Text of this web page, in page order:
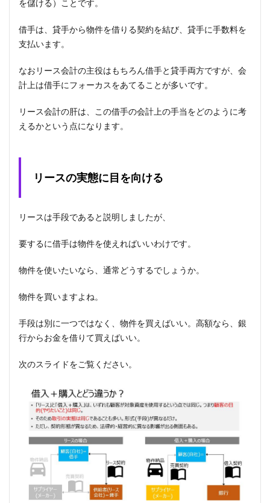
を儲ける）ことです。
借手は、貸手から物件を借りる契約を結び、貸手に手数料を
支払います。
なおリース会計の主役はもちろん借手と貸手両方ですが、会
計上は借手にフォーカスをあてることが多いです。
リース会計の肝は、この借手の会計上の手当をどのように考
えるかという点になります。
リースの実態に目を向ける
リースは手段であると説明しましたが、
要するに借手は物件を使えればいいわけです。
物件を使いたいなら、通常どうするでしょうか。
物件を買いますよね。
手段は別に一つではなく、物件を買えばいい。高額なら、銀
行からお金を借りて買えばいい。
次のスライドをご覧ください。